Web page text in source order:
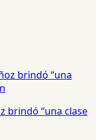
brindó “una clase